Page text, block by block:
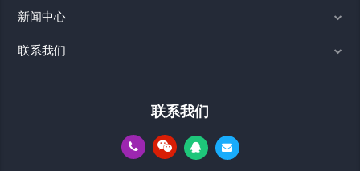
新闻中心
联系我们
联系我们